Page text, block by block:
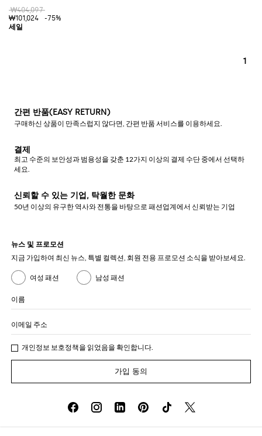
₩404,097
₩101,024
-75%
1
간편 반품(EASY RETURN)
구매하신 상품이 만족스럽지 않다면, 간편 반품 서비스를 이용하세요.
결제
최고 수준의 보안성과 범용성을 갖춘 12가지 이상의 결제 수단 중에서 선택하
세요.
신뢰할 수 있는 기업, 탁월한 문화
50년 이상의 유구한 역사와 전통을 바탕으로 패션업계에서 신뢰받는 기업
뉴스 및 프로모션
지금 가입하여 최신 뉴스, 특별 컬렉션, 회원 전용 프로모션 소식을 받아보세요.
여성 패션 남성 패션
이름
이메일 주소
개인정보 보호정책을 읽었음을 확인합니다.
가입 동의